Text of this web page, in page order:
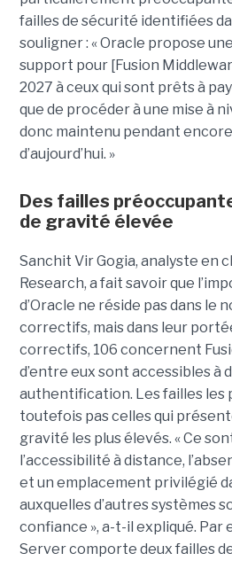
failles de sécurité identifiées
souligner : « Oracle propose
support pour [Fusion
2027 à ceux qui sont prêts à
que de procéder à une mise à
donc maintenu pendant
d’aujourd’hui. »
Des failles
de gravité élevée
Sanchit Vir Gogia, analyste en
Research, a fait savoir que
d’Oracle ne réside pas dans le
correctifs, mais dans leur
correctifs, 106 concernent
d’entre eux sont accessibles à
authentification. Les failles les
toutefois pas celles qui
gravité les plus élevés. « Ce
l’accessibilité à distance,
et un emplacement privilégié
auxquelles d’autres systèmes
confiance », a-t-il expliqué. Par
Server comporte deux failles